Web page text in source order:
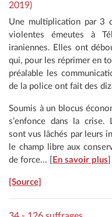
2019)
Une multiplication par 3
violentes émeutes à
iraniennes. Elles ont
qui, pour les réprimer en
préalable les
de la police ont fait des
Soumis à un blocus
s’enfonce dans la crise.
sont vus lâchés par leurs
le champ libre aux
de force... [
En savoir plus
[Source]